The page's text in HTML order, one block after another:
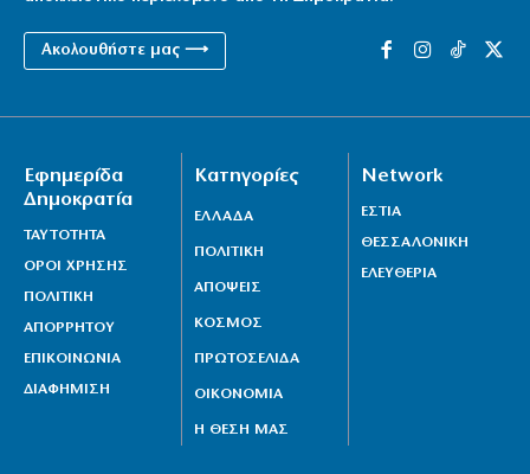
Ακολουθήστε μας ⟶
Εφημερίδα
Δημοκρατία
ΤΑΥΤΟΤΗΤΑ
ΟΡΟΙ ΧΡΗΣΗΣ
ΠΟΛΙΤΙΚΗ
ΑΠΟΡΡΗΤΟΥ
ΕΠΙΚΟΙΝΩΝΙΑ
ΔΙΑΦΗΜΙΣΗ
Κατηγορίες
ΕΛΛΑΔΑ
ΠΟΛΙΤΙΚΗ
ΑΠΟΨΕΙΣ
ΚΟΣΜΟΣ
ΠΡΩΤΟΣΕΛΙΔΑ
ΟΙΚΟΝΟΜΙΑ
Η ΘΕΣΗ ΜΑΣ
Network
ΕΣΤΙΑ
ΘΕΣΣΑΛΟΝΙΚΗ
ΕΛΕΥΘΕΡΙΑ